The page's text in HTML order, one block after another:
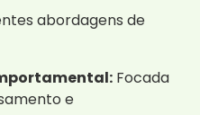
abordagens de
Focada
e